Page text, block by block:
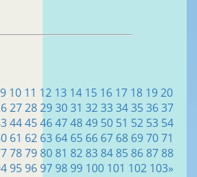
9 10 11 12 13 14 15 16 17 18 19 20
2728293031 323334353637
444546474849 50 51 52 53 54
61 62 63 64 65 66 67 68 697071
787980 81 82 83 84 85 86 87 88
959697 98 99 100 101 102 103»